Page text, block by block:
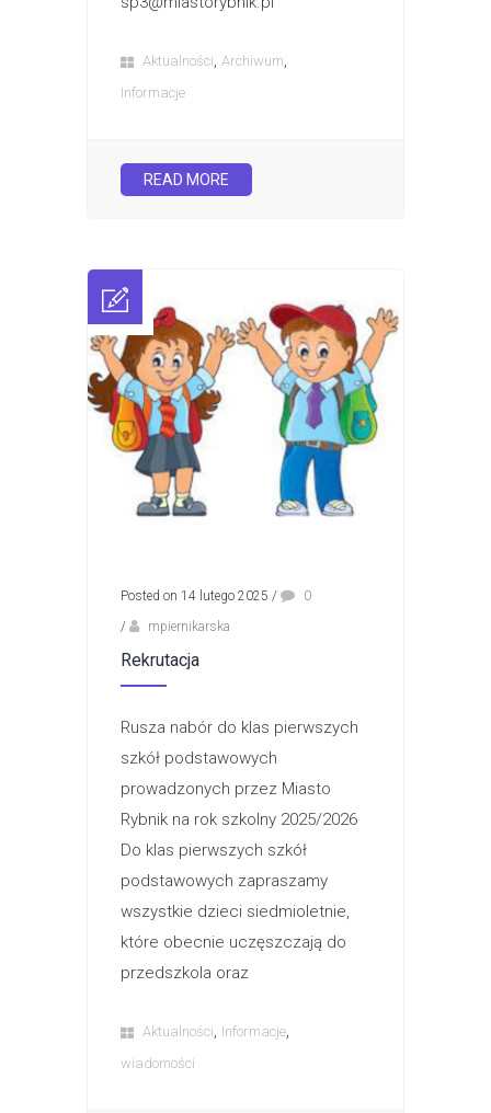
Aktualności, Archiwum,
Informacje
READ MORE
Posted on 14 lutego 2025 /
0
/
mpiernikarska
Rekrutacja
Rusza nabór do klas pierwszych
szkół podstawowych
prowadzonych przez Miasto
Rybnik na rok szkolny 2025/2026
Do klas pierwszych szkół
podstawowych zapraszamy
wszystkie dzieci siedmioletnie,
które obecnie uczęszczają do
przedszkola oraz
Aktualności, Informacje,
wiadomości